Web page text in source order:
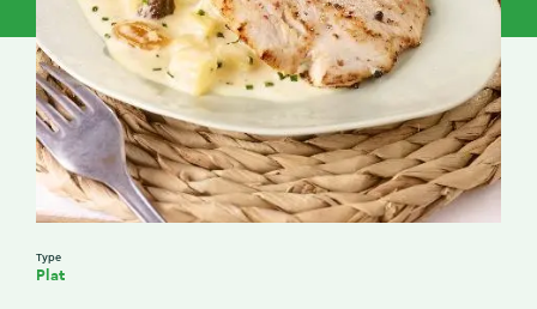
Type
Plat